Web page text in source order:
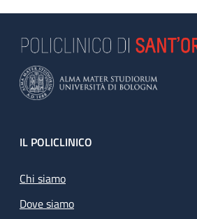
Footer
IL POLICLINICO
Chi siamo
Dove siamo